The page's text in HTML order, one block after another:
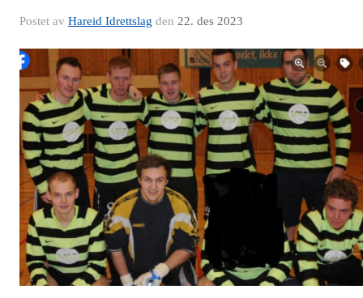
Postet av Hareid Idrettslag den 22. des 2023